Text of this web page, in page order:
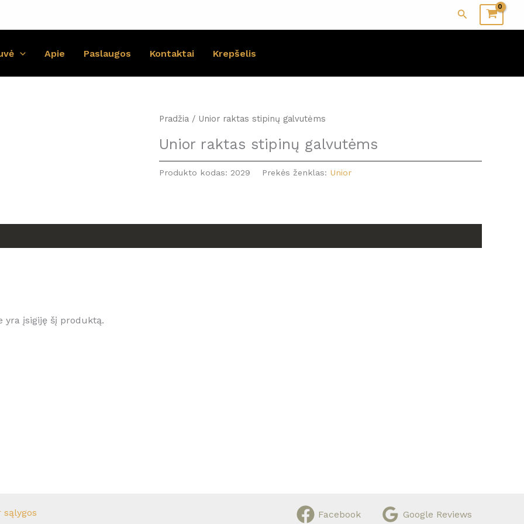
Paieška
Apie Paslaugos Kontaktai Krepšelis
Pradžia / Unior raktas stipinų galvutėms
Unior raktas stipinų galvutėms
Produkto kodas: 2029 Prekės ženklas: Unior
yra įsigiję šį produktą.
sąlygos Facebook Google Reviews